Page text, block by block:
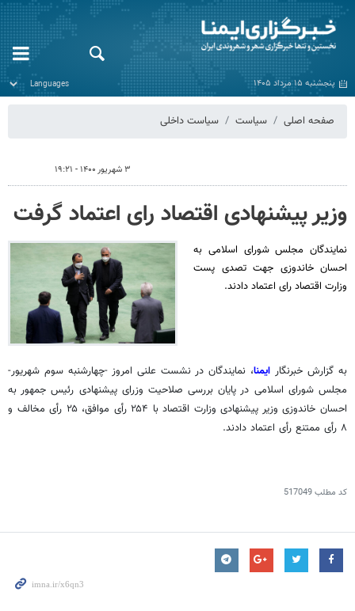
پنجشنبه ۱۵ مرداد ۱۴۰۵
صفحه اصلی سیاست سیاست داخلی
۳ شهریور ۱۴۰۰ - ۱۹:۲۱
وزیر پیشنهادی اقتصاد رای اعتماد گرفت
نمایندگان مجلس شورای اسلامی به
احسان خاندوزی جهت تصدی پست
وزارت اقتصاد رای اعتماد دادند.
به گزارش خبرنگار ایمنا، نمایندگان در نشست علنی امروز -چهارشنبه سوم شهریور-
مجلس شورای اسلامی در پایان بررسی صلاحیت وزرای پیشنهادی رئیس جمهور به
احسان خاندوزیوزیر پیشنهادی وزارت اقتصاد با ۲۵۴ رأی موافق، ۲۵ رأیمخالف و
۸ رأی ممتنع رأی اعتماد دادند.
کد مطلب517049